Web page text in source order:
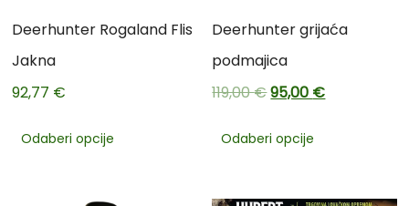
Deerhunter Rogaland Flis
Jakna
92,77 €
Odaberi opcije
Deerhunter grijaća
podmajica
119,00€95,00 €
Odaberi opcije